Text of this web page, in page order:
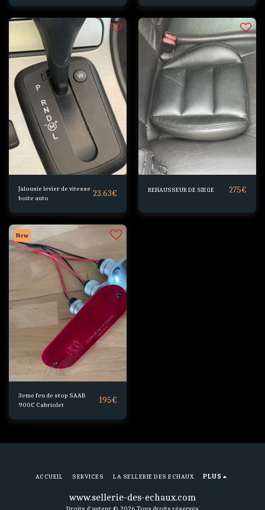
Jalousie levier de vitesse
boite auto
23.63€ REHAUSSEUR DE SIEGE 275€
New
3eme feu de stop SAAB
900C Cabriolet
195€
www.sellerie-des-echaux.com
Droits d'auteur © 2026 Tous droits réservés
ACCUEIL SERVICES LA SELLERIE DES ECHAUX PLUS